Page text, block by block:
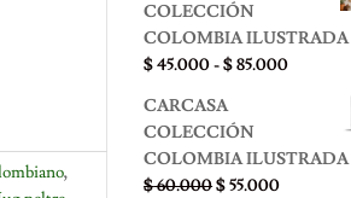
,
COLECCIÓN
COLOMBIA ILUSTRADA
$45.000-$85.000Rango
$ 45.000
CARCASA
COLECCIÓN
COLOMBIA ILUSTRADA
$60.000El
$55.000El